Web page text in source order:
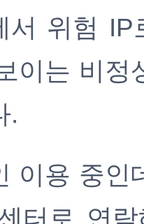
서 위험
이는 비정
.
이용 중인
터로 연